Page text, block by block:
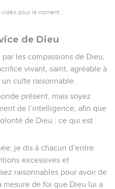
pour le moment.
de Dieu
les compassions de Dieu,
vivant, saint, agréable à
culte raisonnable.
présent, mais soyez
de l’intelligence, afin que
de Dieu : ce qui est
je dis à chacun d’entre
excessives et
raisonnables pour avoir de
mesure de foi que Dieu lui a